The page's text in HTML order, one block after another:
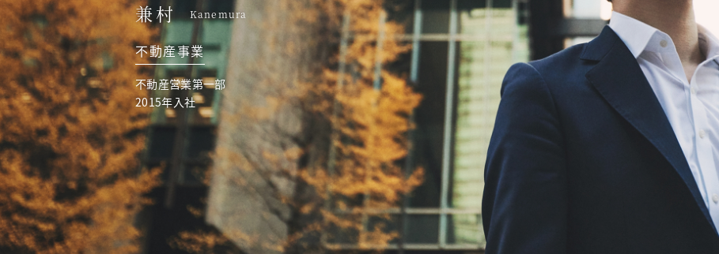
兼村 Kanemura
不動産事業
不動産営業第一部
2015年入社